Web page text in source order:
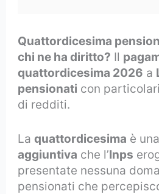
Quattordicesima
chi ne ha diritto? Il
quattordicesima 2026 a
pensionati con
di redditi.
Laquattordicesima è una
aggiuntiva che l’Inps
presentate nessuna
pensionati che